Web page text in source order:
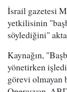
İsrail gazetesi
yetkilisinin
söylediğini"
Kaynağın,
yönetirken
görevi olmayan